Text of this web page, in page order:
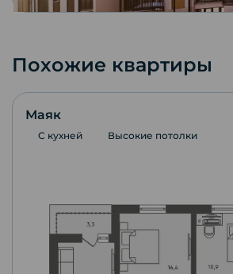
Похожие квартиры
Маяк
С кухней Высокие потолки